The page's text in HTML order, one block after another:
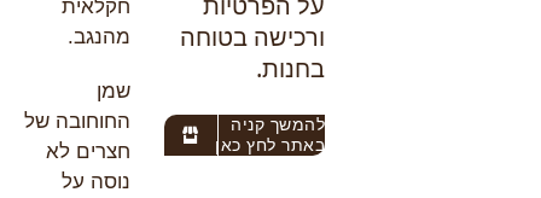
ורכישה בטוחה
בחנות.
להמשך קניה
באתר לחץ כאן
חקלאית
מהנגב.
שמן
החוחובה של
חצרים לא
נוסה על